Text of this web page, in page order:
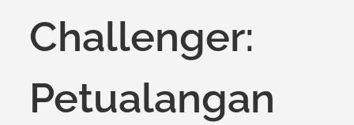
Challenger:
Petualangan